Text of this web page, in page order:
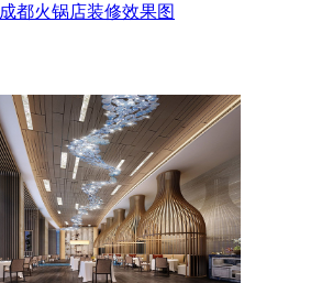
成都火锅店装修效果图